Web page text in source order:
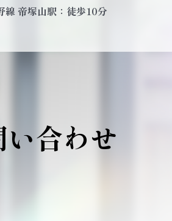
線 帝塚山駅：徒歩10分
い合わせ